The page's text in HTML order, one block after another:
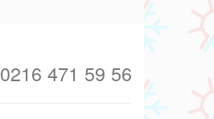
0216 471 59 56